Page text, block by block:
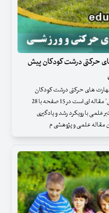
حرکتی درشت کودکان پیش
های حرکتی درشت کودکان
پیش دبستانی با و بدون تجربیات حرکتی" مقاله ای است در 15 صفحه با 28
با رویکرد رشد و یادگیری
مقاله علمی و پژوهشی م